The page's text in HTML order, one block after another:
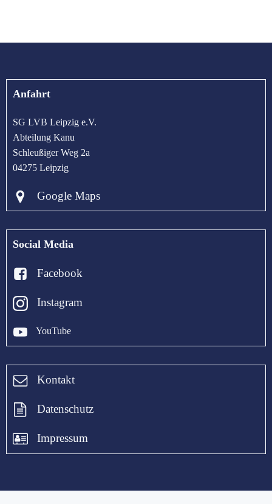
Anfahrt
SG LVB Leipzig e.V.
Abteilung Kanu
Schleußiger Weg 2a
04275 Leipzig
Google Maps
Social Media
Facebook
Instagram
YouTube
Kontakt
Datenschutz
Impressum